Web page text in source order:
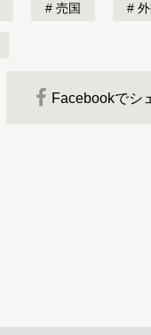
売国
Facebookでシ